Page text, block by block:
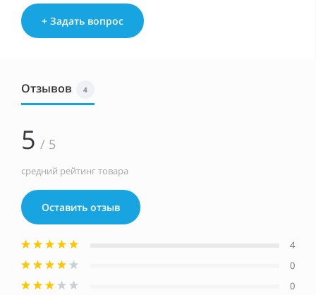
+ Задать вопрос
Отзывов 4
5 / 5
средний рейтинг товара
Оставить отзыв
4
0
0